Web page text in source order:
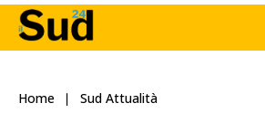
Home Sud Attualità